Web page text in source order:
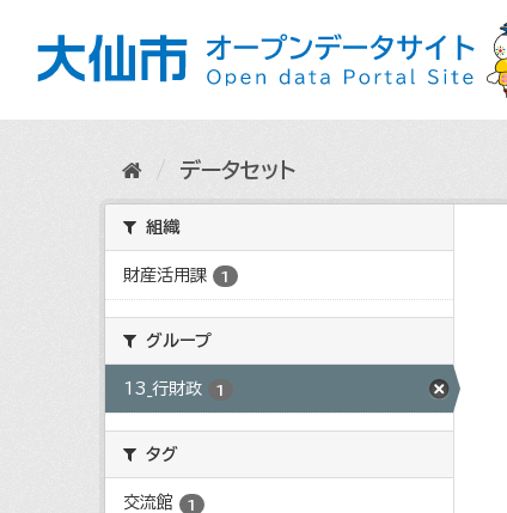
データセット
組織
財産活用課 1
グループ
13_行財政 1
タグ
交流館 1